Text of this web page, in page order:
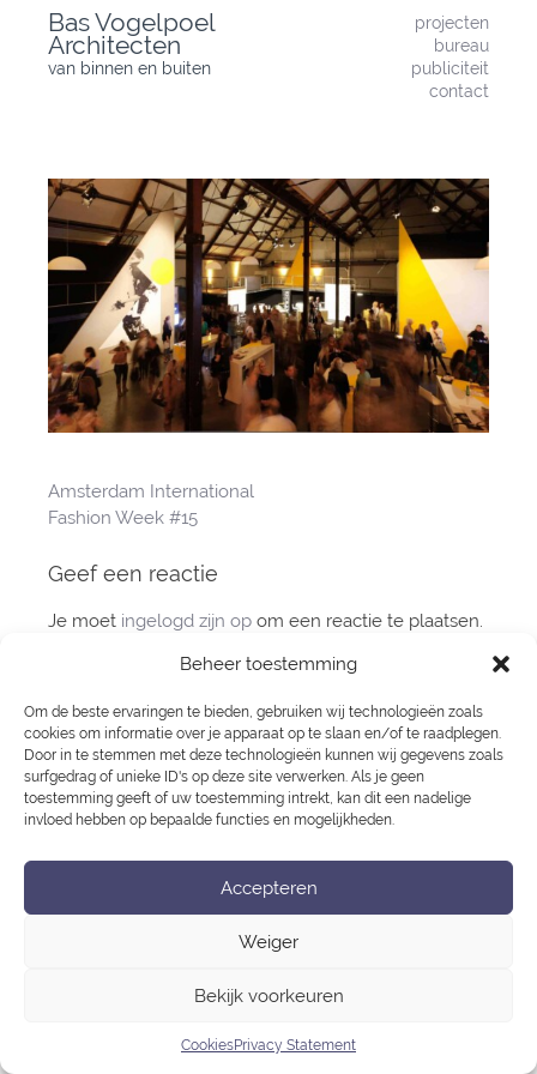
Beheer toestemming
Om de beste ervaringen te bieden, gebruiken wij technologieën zoals
cookies om informatie over je apparaat op te slaan en/of te raadplegen.
Door in te stemmen met deze technologieën kunnen wij gegevens zoals
surfgedrag of unieke ID's op deze site verwerken. Als je geen
toestemming geeft of uw toestemming intrekt, kan dit een nadelige
invloed hebben op bepaalde functies en mogelijkheden.
Accepteren
Weiger
Bekijk voorkeuren
CookiesPrivacy Statement
content
Bas Vogelpoel
Architecten
van binnen en buiten
projecten
bureau
publiciteit
contact
Bericht
Amsterdam International
Fashion Week #15
Geef een reactie
Je moet ingelogd zijn op om een reactie te plaatsen.
Privacy Statement
Cookies